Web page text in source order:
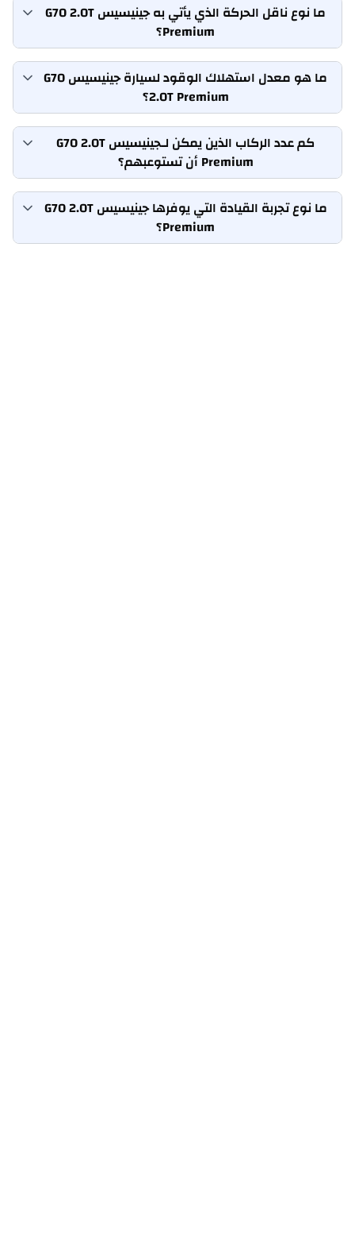
ما نوع ناقل الحركة الذي يأتي به جينيسيس G70 2.0T
Premium؟
ما هو معدل استهلاك الوقود لسيارة جينيسيس G70
2.0T Premium؟
كم عدد الركاب الذين يمكن لـجينيسيس G70 2.0T
Premium أن تستوعبهم؟
ما نوع تجربة القيادة التي يوفرها جينيسيس G70 2.0T
Premium؟